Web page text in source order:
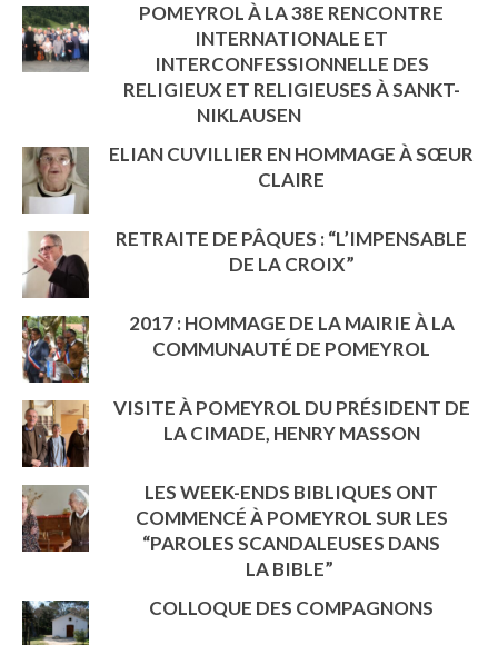
POMEYROL À LA 38E RENCONTRE
INTERNATIONALE ET
INTERCONFESSIONNELLE DES
RELIGIEUX ET RELIGIEUSES À SANKT-
NIKLAUSEN
ELIAN CUVILLIER EN HOMMAGE À SŒUR
CLAIRE
RETRAITE DE PÂQUES : “L’IMPENSABLE
DE LA CROIX”
2017 : HOMMAGE DE LA MAIRIE À LA
COMMUNAUTÉ DE POMEYROL
VISITE À POMEYROL DU PRÉSIDENT DE
LA CIMADE, HENRY MASSON
LES WEEK-ENDS BIBLIQUES ONT
COMMENCÉ À POMEYROL SUR LES
“PAROLES SCANDALEUSES DANS
LA BIBLE”
COLLOQUE DES COMPAGNONS